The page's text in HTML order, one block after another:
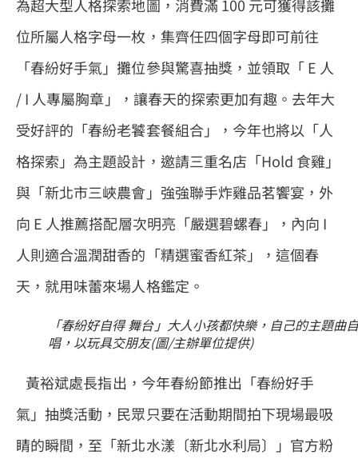
為超大型人格探索地圖，消費滿 100 元可獲得該攤
位所屬人格字母一枚，集齊任四個字母即可前往
「春紛好手氣」攤位參與驚喜抽獎，並領取「 E 人
/ I 人專屬胸章」，讓春天的探索更加有趣。去年大
受好評的「春紛老饕套餐組合」，今年也將以「人
格探索」為主題設計，邀請三重名店「Hold 食雞」
與「新北市三峽農會」強強聯手炸雞品茗饗宴，外
向 E 人推薦搭配層次明亮「嚴選碧螺春」，內向 I
人則適合溫潤甜香的「精選蜜香紅茶」，這個春
天，就用味蕾來場人格鑑定。
「春紛好自得 舞台」大人小孩都快樂，自己的主題曲
唱，以玩具交朋友(圖/主辦單位提供)
黃裕斌處長指出，今年春紛節推出「春紛好手
氣」抽獎活動，民眾只要在活動期間拍下現場最吸
睛的瞬間，至「新北水漾〔新北水利局〕」官方粉